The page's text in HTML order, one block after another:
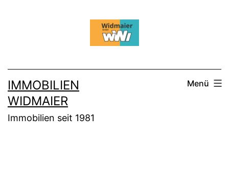
IMMOBILIEN
WIDMAIER
Immobilien seit 1981
Menü